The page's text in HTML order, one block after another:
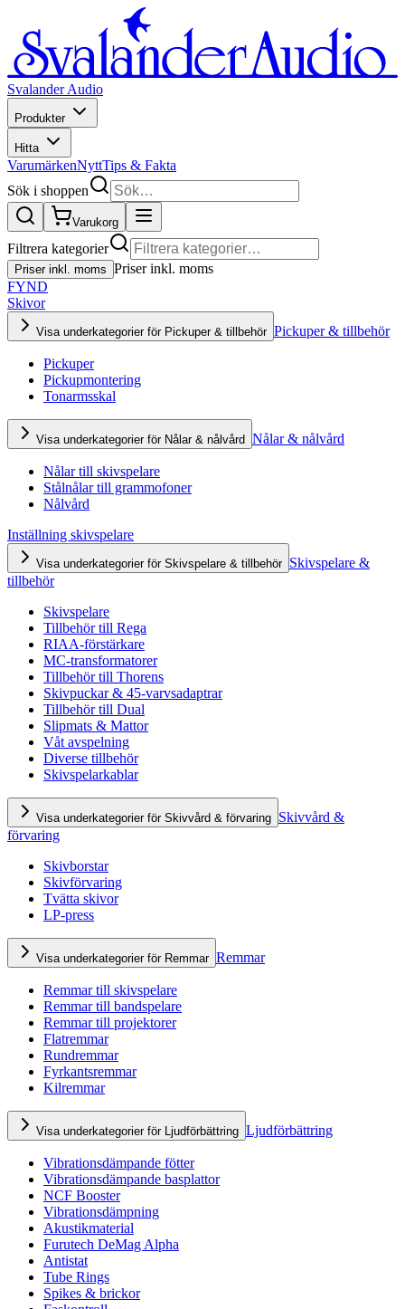
Svalander Audio
Produkter
Hitta
VarumärkenNyttTips & Fakta
Sök i shoppen
Varukorg
Filtrera kategorier
Priser inkl. moms Priser inkl. moms
FYND
Skivor
Visa underkategorier för Pickuper & tillbehör Pickuper & tillbehör
Pickuper
Pickupmontering
Tonarmsskal
Visa underkategorier för Nålar & nålvård Nålar & nålvård
Nålar till skivspelare
Stålnålar till grammofoner
Nålvård
Inställning skivspelare
Visa underkategorier för Skivspelare & tillbehör Skivspelare &
tillbehör
Skivspelare
Tillbehör till Rega
RIAA-förstärkare
MC-transformatorer
Tillbehör till Thorens
Skivpuckar & 45-varvsadaptrar
Tillbehör till Dual
Slipmats & Mattor
Våt avspelning
Diverse tillbehör
Skivspelarkablar
Visa underkategorier för Skivvård & förvaring Skivvård &
förvaring
Skivborstar
Skivförvaring
Tvätta skivor
LP-press
Visa underkategorier för Remmar Remmar
Remmar till skivspelare
Remmar till bandspelare
Remmar till projektorer
Flatremmar
Rundremmar
Fyrkantsremmar
Kilremmar
Visa underkategorier för Ljudförbättring Ljudförbättring
Vibrationsdämpande fötter
Vibrationsdämpande basplattor
NCF Booster
Vibrationsdämpning
Akustikmaterial
Furutech DeMag Alpha
Antistat
Tube Rings
Spikes & brickor